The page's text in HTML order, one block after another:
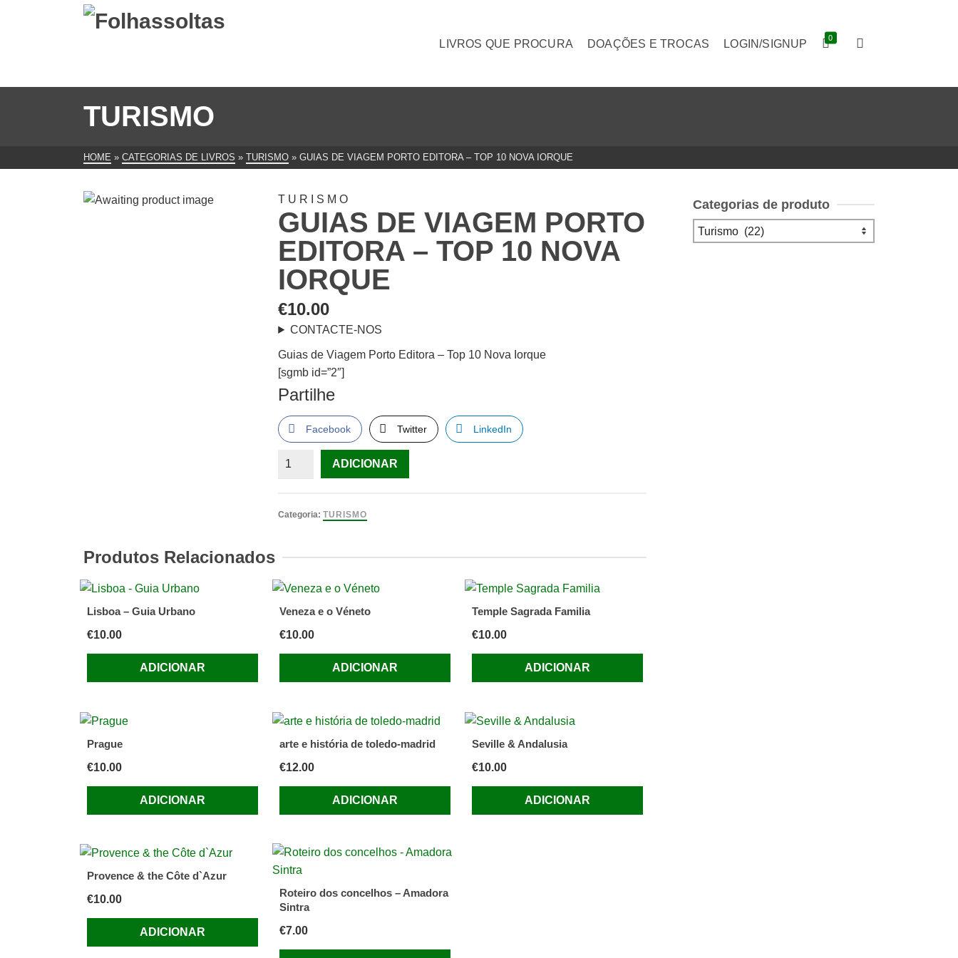
LIVROS QUE PROCURA DOAÇÕES E TROCAS LOGIN/SIGNUP 0
TURISMO
HOME » CATEGORIAS DE LIVROS » TURISMO » GUIAS DE VIAGEM PORTO EDITORA – TOP 10 NOVA IORQUE
TURISMO
GUIAS DE VIAGEM PORTO
EDITORA – TOP 10 NOVA
IORQUE
€10.00
CONTACTE-NOS
Guias de Viagem Porto Editora – Top 10 Nova Iorque
[sgmb id=”2″]
Partilhe
Facebook Twitter LinkedIn
Quantidade
de
-
10
Nova
Iorque
ADICIONAR
Categoria:TURISMO
Produtos Relacionados
Lisboa – Guia Urbano
€10.00
ADICIONAR
Veneza e o Véneto
€10.00
ADICIONAR
Temple Sagrada Familia
€10.00
ADICIONAR
Prague
€10.00
ADICIONAR
arte e história de toledo-madrid
€12.00
ADICIONAR
Seville & Andalusia
€10.00
ADICIONAR
Provence & the Côte d`Azur
€10.00
ADICIONAR
Roteiro dos concelhos – Amadora
Sintra
€7.00
Categorias de produto